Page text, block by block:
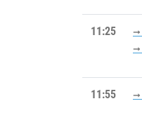
11:25
11:55